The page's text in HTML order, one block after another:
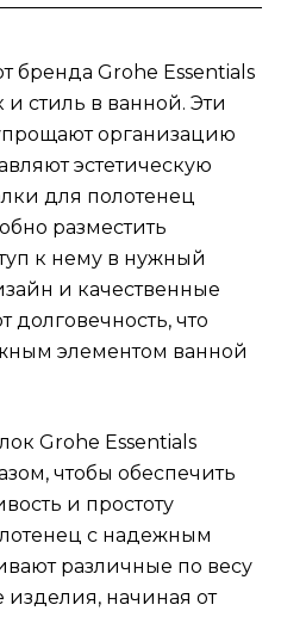
бренда Grohe Essentials
стиль в ванной. Эти
организацию
эстетическую
для полотенец
разместить
к нему в нужный
и качественные
долговечность, что
элементом ванной
Grohe Essentials
чтобы обеспечить
и простоту
с надежным
различные по весу
изделия, начиная от